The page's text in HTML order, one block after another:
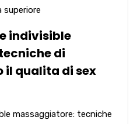
superiore
indivisible
di
il qualita di sex
massaggiatore: tecniche